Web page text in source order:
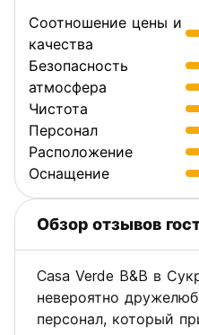
Соотношение цены и
качества
Безопасность
атмосфера
Чистота
Персонал
Расположение
Оснащение
Обзор отзывов
Casa Verde B&B в
невероятно
персонал, который